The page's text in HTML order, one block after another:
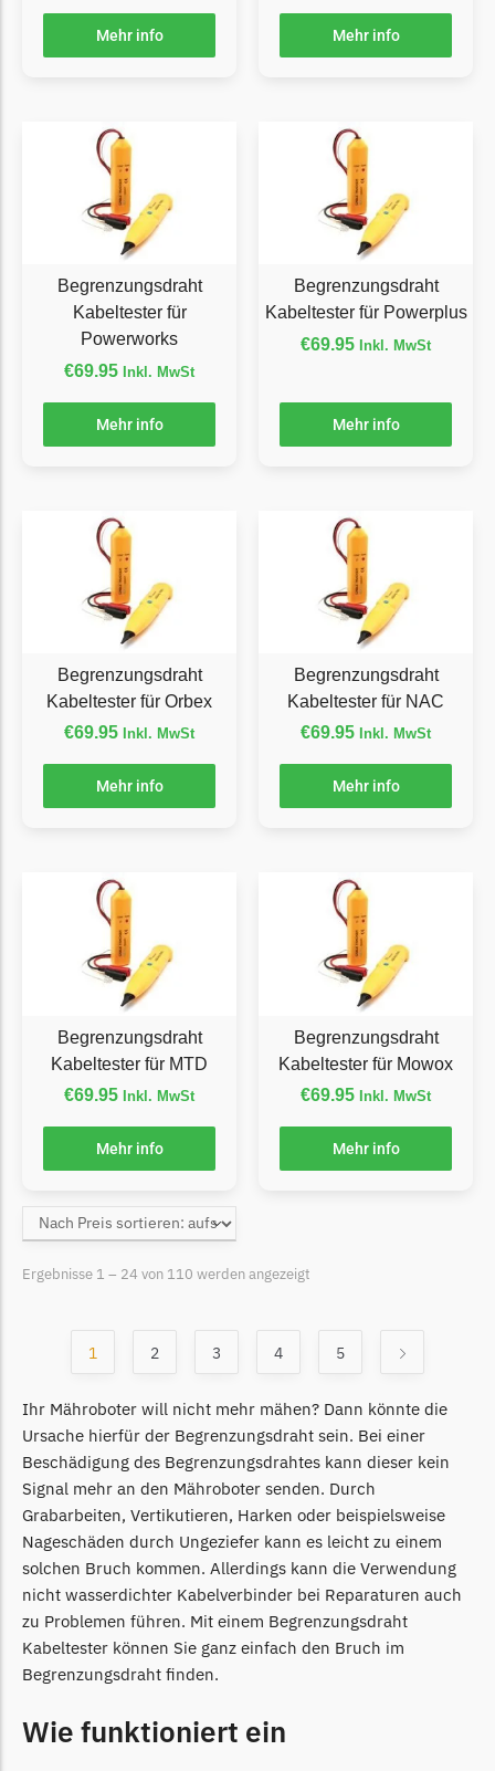
Powerworks Messer
Begrenzungsdraht
Robomow Messer
Begrenzungsdraht
Scheppach
Scheppach Messer
Begrenzungsdraht
Segway
Segway Navimow Messer
Sunseeker
Sunseeker Messer
TECH Line Messer
Begrenzungsdraht
Texas Messer
Begrenzungsdraht
Wiper
Begrenzungsdraht
Yardforce
Yardforce Messer
Begrenzungsdraht
Zoef Robot
Zoef Robot Messer
Begrenzungsdraht
Mehr info Mehr info
Begrenzungsdraht
Kabeltester für
Powerworks
€69.95 Inkl. MwSt
Mehr info
Begrenzungsdraht
Kabeltester für Powerplus
€69.95 Inkl. MwSt
Mehr info
Begrenzungsdraht
Kabeltester für Orbex
€69.95 Inkl. MwSt
Mehr info
Begrenzungsdraht
Kabeltester für NAC
€69.95 Inkl. MwSt
Mehr info
Begrenzungsdraht
Kabeltester für MTD
€69.95 Inkl. MwSt
Mehr info
Begrenzungsdraht
Kabeltester für Mowox
€69.95 Inkl. MwSt
Mehr info
Ergebnisse 1 – 24 von 110 werden angezeigt
1 2 3 4 5
Ihr Mähroboter will nicht mehr mähen? Dann könnte die
Ursache hierfür der Begrenzungsdraht sein. Bei einer
Beschädigung des Begrenzungsdrahtes kann dieser kein
Signal mehr an den Mähroboter senden. Durch
Grabarbeiten, Vertikutieren, Harken oder beispielsweise
Nageschäden durch Ungeziefer kann es leicht zu einem
solchen Bruch kommen. Allerdings kann die Verwendung
nicht wasserdichter Kabelverbinder bei Reparaturen auch
zu Problemen führen. Mit einem Begrenzungsdraht
Kabeltester können Sie ganz einfach den Bruch im
Begrenzungsdraht finden.
Wie funktioniert ein